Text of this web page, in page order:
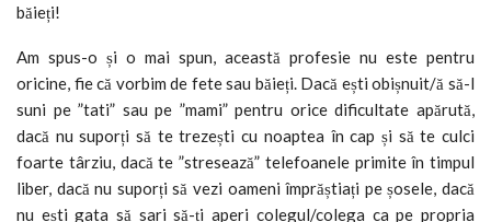
băieți!
Am spus-o și o mai spun, această profesie nu este pentru
oricine, fie că vorbim de fete sau băieți. Dacă ești obișnuit/ă să-l
suni pe ”tati” sau pe ”mami” pentru orice dificultate apărută,
dacă nu suporți să te trezești cu noaptea în cap și să te culci
foarte târziu, dacă te ”stresează” telefoanele primite în timpul
liber, dacă nu suporți să vezi oameni împrăștiați pe șosele, dacă
nu ești gata să sari să-ți aperi colegul/colega ca pe propria